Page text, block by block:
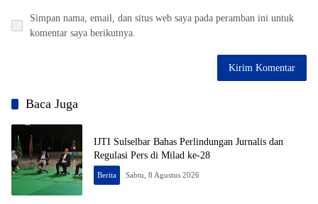
Simpan nama, email, dan situs web saya pada peramban ini untuk
komentar saya berikutnya.
Baca Juga
IJTI Sulselbar Bahas Perlindungan Jurnalis dan
Regulasi Pers di Milad ke-28
Berita Sabtu, 8 Agustus 2026